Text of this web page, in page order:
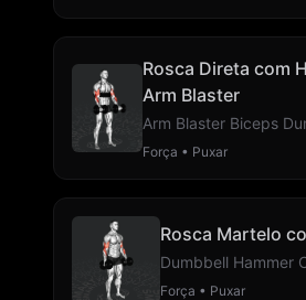
Rosca Direta com
Arm Blaster
Arm Blaster Biceps
Força • Puxar
Rosca Martelo
Dumbbell Hammer
Força • Puxar